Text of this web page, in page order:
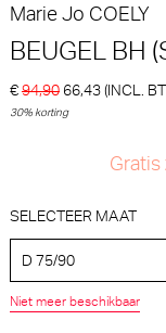
Marie Jo Tom
BH - BH Hartvorm
Marie Jo COELY
BEUGEL BH
€94,90 66,43(INCL.
30% korting
SELECTEER MAAT
D 75/90
Niet meer beschikbaar